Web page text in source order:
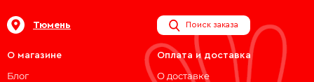
Тюмень Поиск заказа
О магазине
Блог
Оплата и доставка
О доставке